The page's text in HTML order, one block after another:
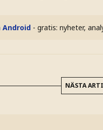
Android - gratis: nyheter,
NÄSTA